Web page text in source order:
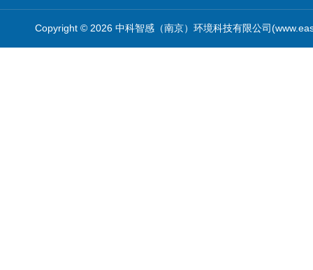
Copyright © 2026 中科智感（南京）环境科技有限公司